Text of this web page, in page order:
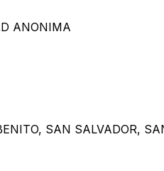
ANONIMA
SAN SALVADOR,